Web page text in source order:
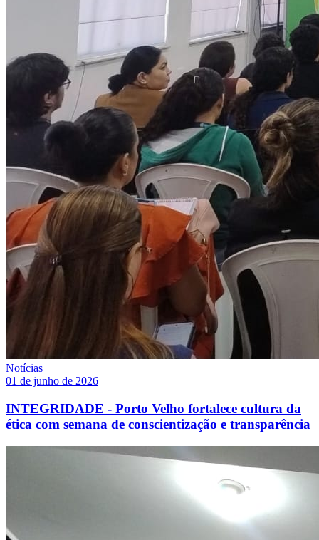
Notícias
01 de junho de 2026
INTEGRIDADE - Porto Velho fortalece cultura da
ética com semana de conscientização e transparência